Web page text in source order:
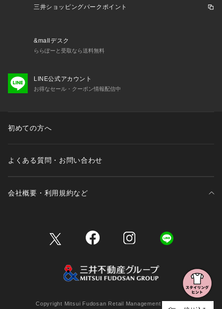
三井ショッピングパークポイント
&mallデスク
ららぽーと受取なら送料無料
LINE公式アカウント
お得なセール・クーポン情報配信中
初めての方へ
よくある質問・お問い合わせ
会社概要・利用規約など
Copyright Mitsui Fudosan Retail Management Co., Ltd.